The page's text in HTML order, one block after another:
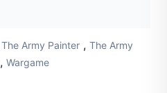
The Army Painter , The Army
, Wargame